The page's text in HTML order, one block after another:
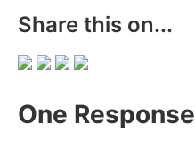
Share this on...
One Response